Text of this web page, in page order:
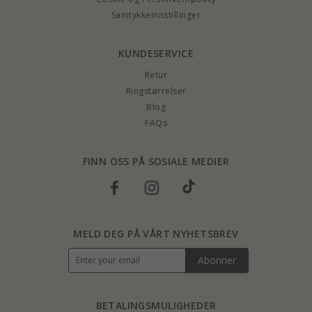
Samtykkeinnstillinger
KUNDESERVICE
Retur
Ringstørrelser
Blog
FAQs
FINN OSS PÅ SOSIALE MEDIER
BETALINGSMULIGHEDER
MELD DEG PÅ VÅRT NYHETSBREV
Abonner